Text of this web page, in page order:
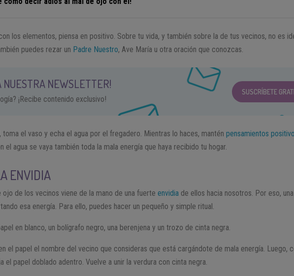
los elementos, piensa en positivo. Sobre tu vida, y también sobre la de tus vecinos, no es
puedes rezar un Padre Nuestro, Ave María u otra oración que conozcas.
NUESTRA NEWSLETTER!
¡Recibe contenido exclusivo!
SUSCRÍBETE
toma el vaso y echa el agua por el fregadero. Mientras lo haces, manténpensamientos
el agua se vaya también toda la mala energía que haya recibido tu hogar.
ENVIDIA
ojo de los vecinos viene de la mano de una fuerteenvidia de ellos hacia nosotros. Por eso,
esa energía. Para ello, puedes hacer un pequeño y simple ritual.
en blanco, un bolígrafo negro, una berenjena y un trozo de cinta negra.
el papel el nombre del vecino que consideras que está cargándote de mala energía. Luego,
el papel doblado adentro. Vuelve a unir la verdura con cinta negra.